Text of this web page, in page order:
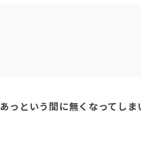
っという間に無くなってし